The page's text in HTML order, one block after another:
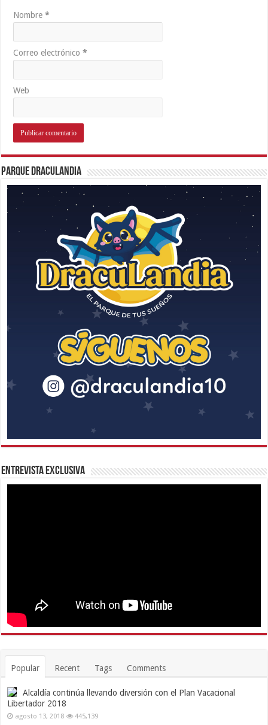
Nombre*
Correo electrónico*
Web
Parque Draculandia
Entrevista Exclusiva
Popular Recent Tags Comments
Alcaldía continúa llevando diversión con el Plan Vacacional
Libertador 2018
agosto 13, 2018 445,139